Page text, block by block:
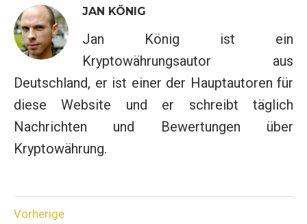
JAN KÖNIG
Jan König ist ein
Kryptowährungsautor aus
Deutschland, er ist einer der Hauptautoren für
diese Website und er schreibt täglich
Nachrichten und Bewertungen über
Kryptowährung.
Vorherige